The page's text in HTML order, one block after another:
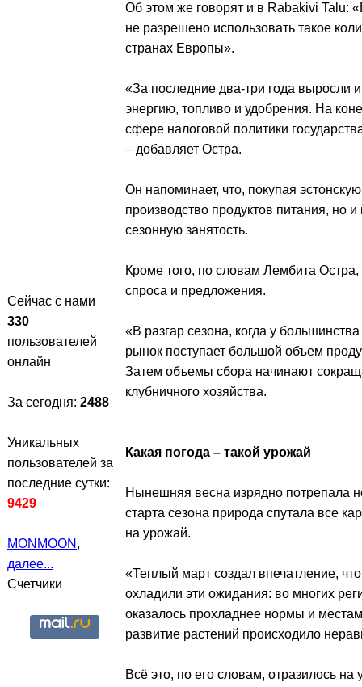
Сейчас с нами
330
пользователей
онлайн
За сегодня: 2488
Уникальных
пользователей за
последние сутки:
9429
MONMOON ,
далее...
Счетчики
Об этом же говорят и в Rabakivi Talu:
не разрешено использовать такое
странах Европы».
«За последние два-три года выросли
энергию, топливо и удобрения. На
сфере налоговой политики
– добавляет Остра.
Он напоминает, что, покупая
производство продуктов питания, но
сезонную занятость.
Кроме того, по словам Лембита
спроса и предложения.
«В разгар сезона, когда у
рынок поступает большой объем
Затем объемы сбора начинают
клубничного хозяйства.
Какая погода – такой урожай
Нынешняя весна изрядно потрепала
старта сезона природа спутала все
на урожай.
«Теплый март создал впечатление,
охладили эти ожидания: во многих
оказалось прохладнее нормы и
развитие растений происходило
Всё это, по его словам, отразилось